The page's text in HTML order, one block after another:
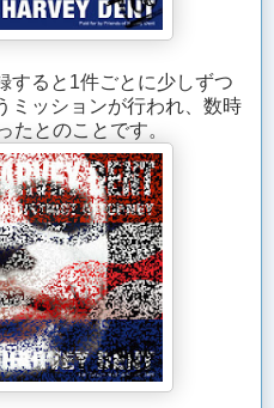
すると1件ごとに少しずつ
ミッションが行われ、数時
たとのことです。